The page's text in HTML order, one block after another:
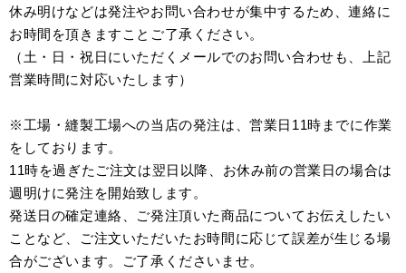
休み明けなどは発注やお問い合わせが集中するため、連絡に
お時間を頂きますことご了承ください。
（土・日・祝日にいただくメールでのお問い合わせも、上記
営業時間に対応いたします）
※工場・縫製工場への当店の発注は、営業日11時までに作業
をしております。
11時を過ぎたご注文は翌日以降、お休み前の営業日の場合は
週明けに発注を開始致します。
発送日の確定連絡、ご発注頂いた商品についてお伝えしたい
ことなど、ご注文いただいたお時間に応じて誤差が生じる場
合がございます。ご了承くださいませ。